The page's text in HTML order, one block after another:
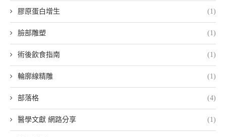
膠原蛋白增生 (1)
臉部雕塑 (1)
術後飲食指南 (1)
輪廓線精雕 (1)
部落格 (4)
醫學文獻 網路分享 (1)